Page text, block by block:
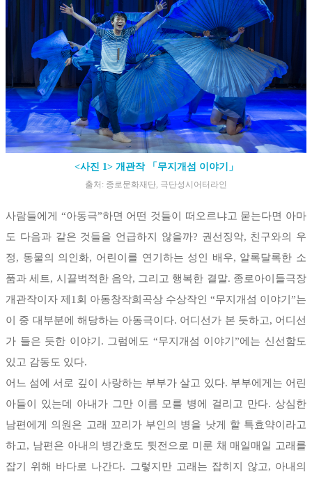
<사진 1> 개관작 「무지개섬 이야기」
출처: 종로문화재단, 극단성시어터라인
사람들에게 “아동극”하면 어떤 것들이 떠오르냐고 묻는다면 아마
도 다음과 같은 것들을 언급하지 않을까? 권선징악, 친구와의 우
정, 동물의 의인화, 어린이를 연기하는 성인 배우, 알록달록한 소
품과 세트, 시끌벅적한 음악, 그리고 행복한 결말. 종로아이들극장
개관작이자 제1회 아동창작희곡상 수상작인 “무지개섬 이야기”는
이 중 대부분에 해당하는 아동극이다. 어디선가 본 듯하고, 어디선
가 들은 듯한 이야기. 그럼에도 “무지개섬 이야기”에는 신선함도
있고 감동도 있다.
어느 섬에 서로 깊이 사랑하는 부부가 살고 있다. 부부에게는 어린
아들이 있는데 아내가 그만 이름 모를 병에 걸리고 만다. 상심한
남편에게 의원은 고래 꼬리가 부인의 병을 낫게 할 특효약이라고
하고, 남편은 아내의 병간호도 뒷전으로 미룬 채 매일매일 고래를
잡기 위해 바다로 나간다. 그렇지만 고래는 잡히지 않고, 아내의